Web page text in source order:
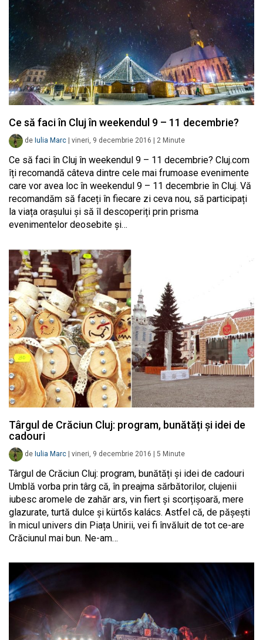
Ce să faci în Cluj în weekendul 9 – 11 decembrie?
de Iulia Marc vineri, 9 decembrie 2016 2 Minute
Ce să faci în Cluj în weekendul 9 – 11 decembrie? Cluj.com
îți recomandă câteva dintre cele mai frumoase evenimente
care vor avea loc în weekendul 9 – 11 decembrie în Cluj. Vă
recomandăm să faceți în fiecare zi ceva nou, să participați
la viața orașului și să îl descoperiți prin prisma
evenimentelor deosebite și…
Târgul de Crăciun Cluj: program, bunătăți și idei de
cadouri
de Iulia Marc vineri, 9 decembrie 2016 5 Minute
Târgul de Crăciun Cluj: program, bunătăți și idei de cadouri
Umblă vorba prin târg că, în preajma sărbătorilor, clujenii
iubesc aromele de zahăr ars, vin fiert și scorțișoară, mere
glazurate, turtă dulce și kürtős kalács. Astfel că, de pășești
în micul univers din Piața Unirii, vei fi învăluit de tot ce-are
Crăciunul mai bun. Ne-am…